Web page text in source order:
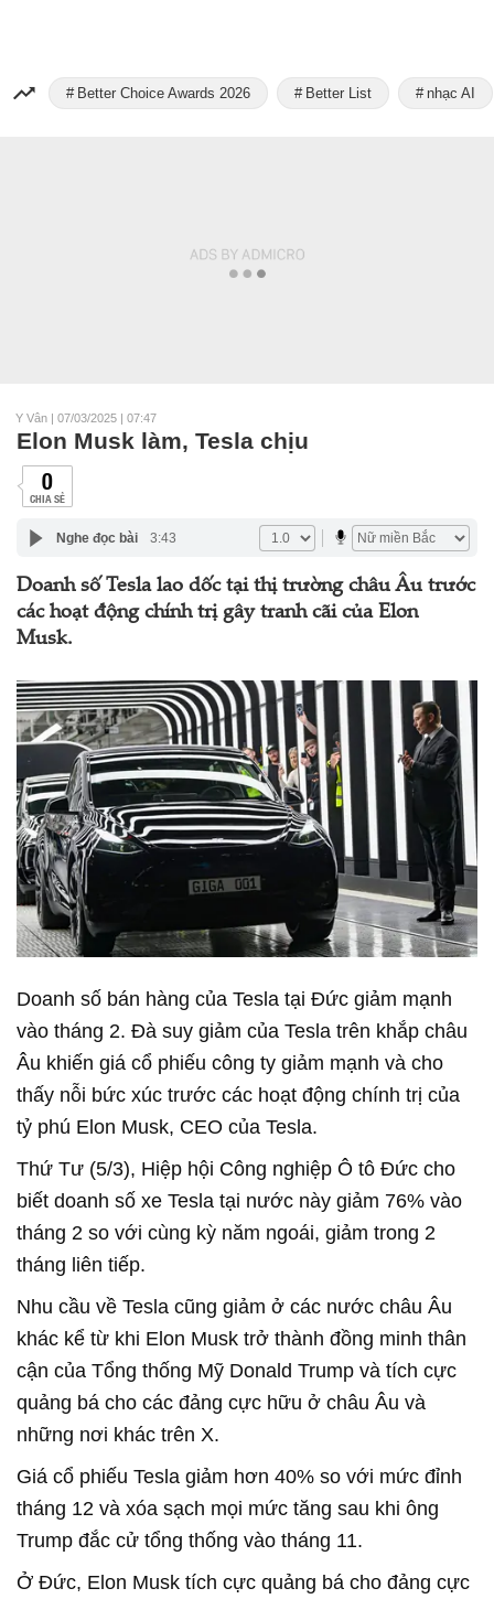
Better Choice Awards 2026 Better List nhạc AI
Y Vân | 07/03/2025 | 07:47
Elon Musk làm, Tesla chịu
0
CHIA SẺ
Nghe đọc bài 3:43
Doanh số Tesla lao dốc tại thị trường châu Âu trước
các hoạt động chính trị gây tranh cãi của Elon
Musk.
Doanh số bán hàng của Tesla tại Đức giảm mạnh
vào tháng 2. Đà suy giảm của Tesla trên khắp châu
Âu khiến giá cổ phiếu công ty giảm mạnh và cho
thấy nỗi bức xúc trước các hoạt động chính trị của
tỷ phú Elon Musk, CEO của Tesla.
Thứ Tư (5/3), Hiệp hội Công nghiệp Ô tô Đức cho
biết doanh số xe Tesla tại nước này giảm 76% vào
tháng 2 so với cùng kỳ năm ngoái, giảm trong 2
tháng liên tiếp.
Nhu cầu về Tesla cũng giảm ở các nước châu Âu
khác kể từ khi Elon Musk trở thành đồng minh thân
cận của Tổng thống Mỹ Donald Trump và tích cực
quảng bá cho các đảng cực hữu ở châu Âu và
những nơi khác trên X.
Giá cổ phiếu Tesla giảm hơn 40% so với mức đỉnh
tháng 12 và xóa sạch mọi mức tăng sau khi ông
Trump đắc cử tổng thống vào tháng 11.
Ở Đức, Elon Musk tích cực quảng bá cho đảng cực